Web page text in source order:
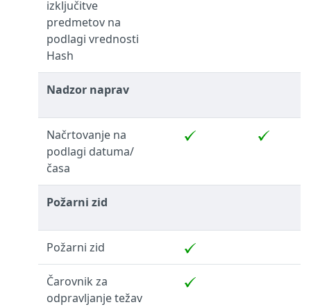
izključitve
predmetov na
podlagi vrednosti
Hash
Nadzor naprav
Načrtovanje na
podlagi datuma/
časa
Požarni zid
Požarni zid
Čarovnik za
odpravljanje težav